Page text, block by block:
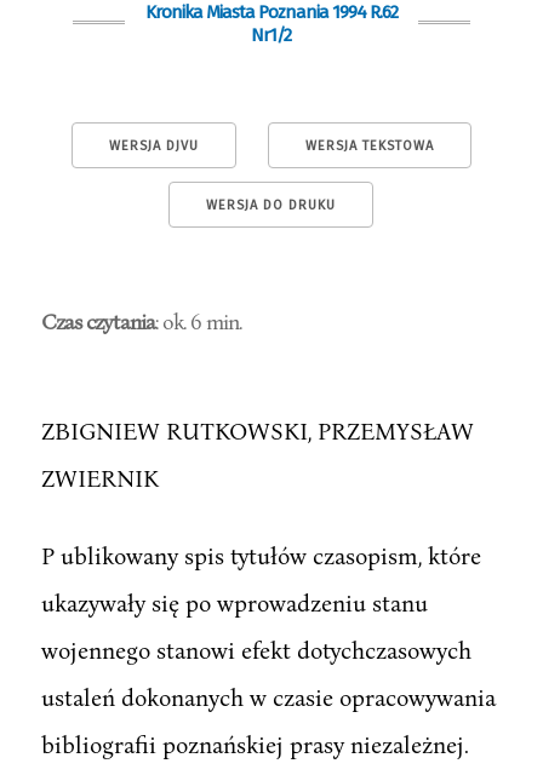
Kronika Miasta Poznania 1994 R.62
Nr1/2
WERSJA DJVU WERSJA TEKSTOWA
WERSJA DO DRUKU
Czas czytania: ok. 6 min.
ZBIGNIEW RUTKOWSKI, PRZEMYSŁAW
ZWIERNIK
P ublikowany spis tytułów czasopism, które
ukazywały się po wprowadzeniu stanu
wojennego stanowi efekt dotychczasowych
ustaleń dokonanych w czasie opracowywania
bibliografii poznańskiej prasy niezależnej.